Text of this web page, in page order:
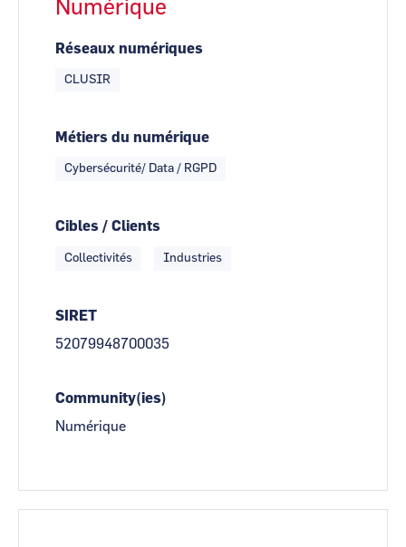
Numérique
Réseaux numériques
CLUSIR
Métiers du numérique
Cybersécurité/ Data / RGPD
Cibles / Clients
Collectivités Industries
SIRET
52079948700035
Community(ies)
Numérique